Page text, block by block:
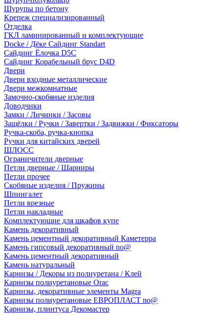
Шурупы по бетону
Крепеж специализированный
Отделка
ГКЛ ламинированный и комплектующие
Docke / Дёке Сайдинг Standart
Сайдинг Ёлочка D5C
Сайдинг Корабельный брус D4D
Двери
Двери входные металлические
Двери межкомнатные
Замочно-скобяные изделия
Доводчики
Замки / Личинки / Засовы
Защёлки / Ручки / Завертки / Задвижки / Фиксаторы
Ручка-скоба, ручка-кнопка
Ручки для китайских дверей
ШЛОСС
Ограничители дверные
Петли дверные / Шарниры
Петли прочее
Скобяные изделия / Пружины
Шпингалет
Петли врезные
Петли накладные
Комплектующие для шкафов купе
Камень декоративный
Камень цементный декоративный Каметерра
Камень гипсовый декоративный no@
Камень цементный декоративный
Камень натуральный
Карнизы / Декоры из полиуретана / Клей
Карнизы полиуретановые Orac
Карнизы, декоративные элементы Magra
Карнизы полиуретановые ЕВРОПЛАСТ no@
Карнизы, плинтуса Декомастер